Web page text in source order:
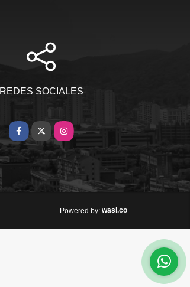
REDES SOCIALES
Facebook
X Instagram
Powered by: wasi.co